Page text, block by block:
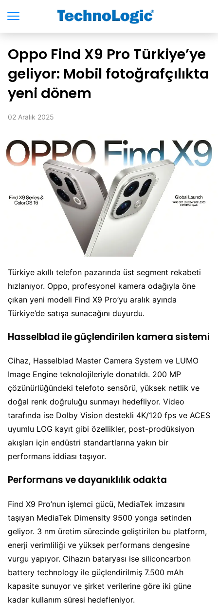
Oppo Find X9 Pro Türkiye’ye
geliyor: Mobil fotoğrafçılıkta
yeni dönem
02 Aralık 2025
Türkiye akıllı telefon pazarında üst segment rekabeti
hızlanıyor. Oppo, profesyonel kamera odağıyla öne
çıkan yeni modeli Find X9 Pro’yu aralık ayında
Türkiye’de satışa sunacağını duyurdu.
Hasselblad ile güçlendirilen kamera sistemi
Cihaz, Hasselblad Master Camera System ve LUMO
Image Engine teknolojileriyle donatıldı. 200 MP
çözünürlüğündeki telefoto sensörü, yüksek netlik ve
doğal renk doğruluğu sunmayı hedefliyor. Video
tarafında ise Dolby Vision destekli 4K/120 fps ve ACES
uyumlu LOG kayıt gibi özellikler, post-prodüksiyon
akışları için endüstri standartlarına yakın bir
performans iddiası taşıyor.
Performans ve dayanıklılık odakta
Find X9 Pro’nun işlemci gücü, MediaTek imzasını
taşıyan MediaTek Dimensity 9500 yonga setinden
geliyor. 3 nm üretim sürecinde geliştirilen bu platform,
enerji verimliliği ve yüksek performans dengesine
vurgu yapıyor. Cihazın bataryası ise siliconcarbon
battery technology ile güçlendirilmiş 7.500 mAh
kapasite sunuyor ve şirket verilerine göre iki güne
kadar kullanım süresi hedefleniyor.